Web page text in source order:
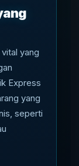
yang
Express
yang
seperti